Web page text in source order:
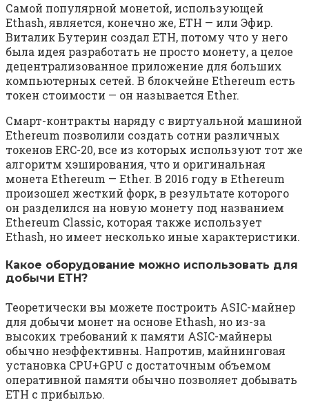
Самой популярной монетой, использующей
Ethash, является, конечно же, ETH — или Эфир.
Виталик Бутерин создал ETH, потому что у него
была идея разработать не просто монету, а целое
децентрализованное приложение для больших
компьютерных сетей. В блокчейне Ethereum есть
токен стоимости — он называется Ether.
Смарт-контракты наряду с виртуальной машиной
Ethereum позволили создать сотни различных
токенов ERC-20, все из которых используют тот же
алгоритм хэширования, что и оригинальная
монета Ethereum — Ether. В 2016 году в Ethereum
произошел жесткий форк, в результате которого
он разделился на новую монету под названием
Ethereum Classic, которая также использует
Ethash, но имеет несколько иные характеристики.
Какое оборудование можно использовать для
добычи ETH?
Теоретически вы можете построить ASIC-майнер
для добычи монет на основе Ethash, но из-за
высоких требований к памяти ASIC-майнеры
обычно неэффективны. Напротив, майнинговая
установка CPU+GPU с достаточным объемом
оперативной памяти обычно позволяет добывать
ETH с прибылью.